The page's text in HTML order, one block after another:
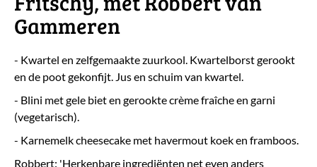
Gammeren
- Kwartel en zelfgemaakte zuurkool. Kwartelborst gerookt
en de poot gekonfijt. Jus en schuim van kwartel.
- Blini met gele biet en gerookte crème fraîche en garni
(vegetarisch).
- Karnemelk cheesecake met havermout koek en framboos.
Robbert: 'Herkenbare ingrediënten net even anders